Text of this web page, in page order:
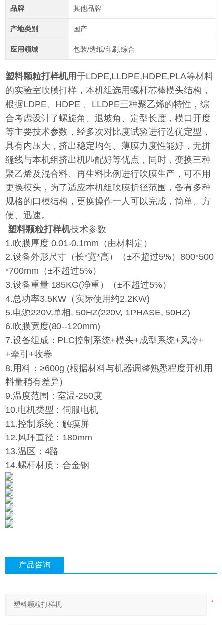
品牌 其他品牌
产地类别 国产
应用领域 包装/造纸/印刷,综合
塑料颗粒打样机用于LDPE,LLDPE,HDPE,PLA等材料
的实验室吹膜打样，本机组选用螺杆芯棒模头结构，
根据LDPE、HDPE 、LLDPE三种聚乙烯的特性，综
合考虑设计了螺旋角、退坡角、定型长度，模口开度
等主要技术参数，经多次对比度试验进行选优定型，
具有内压大，挤出稳定均匀、薄膜力度性能好，无拼
缝线与本机组挤出机匹配好等优点，同时，变换三种
聚乙烯及混合料、再生料比例进行吹膜生产，可不用
更换模头，为了适应本机组吹膜折径范围，备有多种
规格的口模结构，更换操作一人可以完成，简单、方
便、迅速。
塑料颗粒打样机技术参数
1.吹膜厚度 0.01-0.1mm（由材料定）
2.设备外形尺寸（长*宽*高）（±不超过5%）800*500
*700mm（±不超过5%）
3.设备重量 185KG(净重）（±不超过5%）
4.总功率3.5KW（实际使用约2.2KW)
5.电源220V,单相, 50HZ(220V, 1PHASE, 50HZ)
6.吹膜宽度(80--120mm)
7.设备组成：PLC控制系统+模头+成型系统+风冷+
+牵引+收卷
8.用料：≥600g (根据材料与机器调整熟悉程度开机用
料量稍有差异）
9.温度范围：室温-250度
10.电机类型：伺服电机
11.控制系统：触摸屏
12.风环直径：180mm
13.温区：4路
14.螺杆材质：合金钢
产品咨询